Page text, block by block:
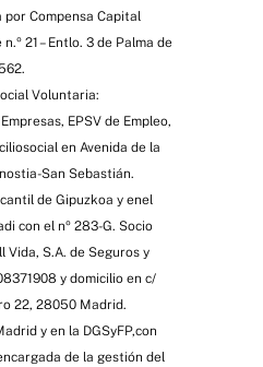
Compensa Capital
21 – Entlo. 3 de Palma de
Voluntaria:
EPSV de Empleo,
en Avenida de la
San Sebastián.
de Gipuzkoa y enel
con el nº 283-G. Socio
Vida, S.A. de Seguros y
y domicilio en c/
22, 28050 Madrid.
y en la DGSyFP,con
de la gestión del